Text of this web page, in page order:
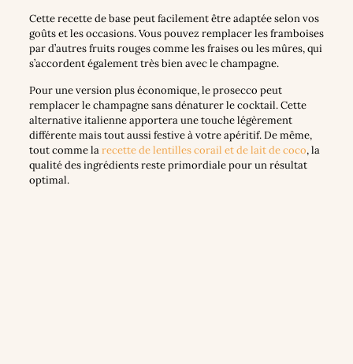
Cette recette de base peut facilement être adaptée selon vos
goûts et les occasions. Vous pouvez remplacer les framboises
par d’autres fruits rouges comme les fraises ou les mûres, qui
s’accordent également très bien avec le champagne.
Pour une version plus économique, le prosecco peut
remplacer le champagne sans dénaturer le cocktail. Cette
alternative italienne apportera une touche légèrement
différente mais tout aussi festive à votre apéritif. De même,
tout comme larecette de lentilles corail et de lait de coco, la
qualité des ingrédients reste primordiale pour un résultat
optimal.